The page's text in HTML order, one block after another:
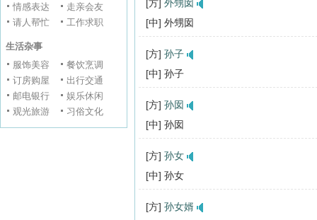
情感表达
走亲会友
请人帮忙
工作求职
生活杂事
服饰美容
餐饮烹调
订房购屋
出行交通
邮电银行
娱乐休闲
观光旅游
习俗文化
[方] 外甥囡
[中] 外甥囡
[方] 孙子
[中] 孙子
[方] 孙囡
[中] 孙囡
[方] 孙女
[中] 孙女
[方] 孙女婿